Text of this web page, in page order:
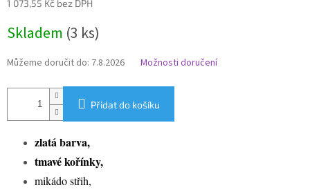
1 073,55 Kč bez DPH
cena:
Skladem (3 ks)
Můžeme doručit do: 7.8.2026 Možnosti doručení
Přidat do košíku
zlatá barva,
tmavé kořínky,
mikádo střih,